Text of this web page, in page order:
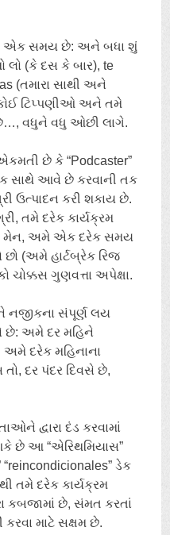
એક સમય છે: અને બધા શું
લો (કે દસ કે બાર),te
(તમારા સાથી અને
કોઈ ટિપ્પણીઓ અને તમે
છે…, વધુને વધુ ઓછી લાગે.
છે કે “Podcaster”
સાથે આવે છે કરવાની તક
ઉત્પાદન કરી શકાય છે.
તમે દરેક કાર્યક્રમ
છે. મેન, અમે એક દરેક સમય
છો (અમે હાર્ટબ્રેક રિજ
ચોક્કસ ગુણવત્તા અપેક્ષા.
નજીકના સંપૂર્ણ લય
છે: અમે દર મહિને
અમે દરેક મહિનાના
તો, દર પંદર દિવસે છે,
દ્વારા દંડ કરવામાં
છે આ “એરિથમિયાસ”
“reincondicionales” ડેક
તમે દરેક કાર્યક્રમ
કબજામાં છે, સંમત કરતાં
માટે સક્ષમ છે.